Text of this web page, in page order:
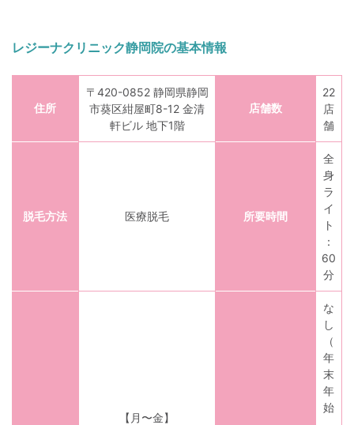
レジーナクリニック静岡院の基本情報
住所
〒420-0852 静岡県静岡
市葵区紺屋町8-12 金清
軒ビル 地下1階
店舗数
22
店
舗
脱毛方法 医療脱毛 所要時間
全
身
ラ
イ
ト
：
60
分
【月〜金】
な
し
（
年
末
年
始